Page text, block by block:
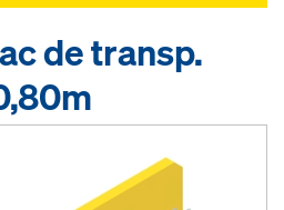
de transp.